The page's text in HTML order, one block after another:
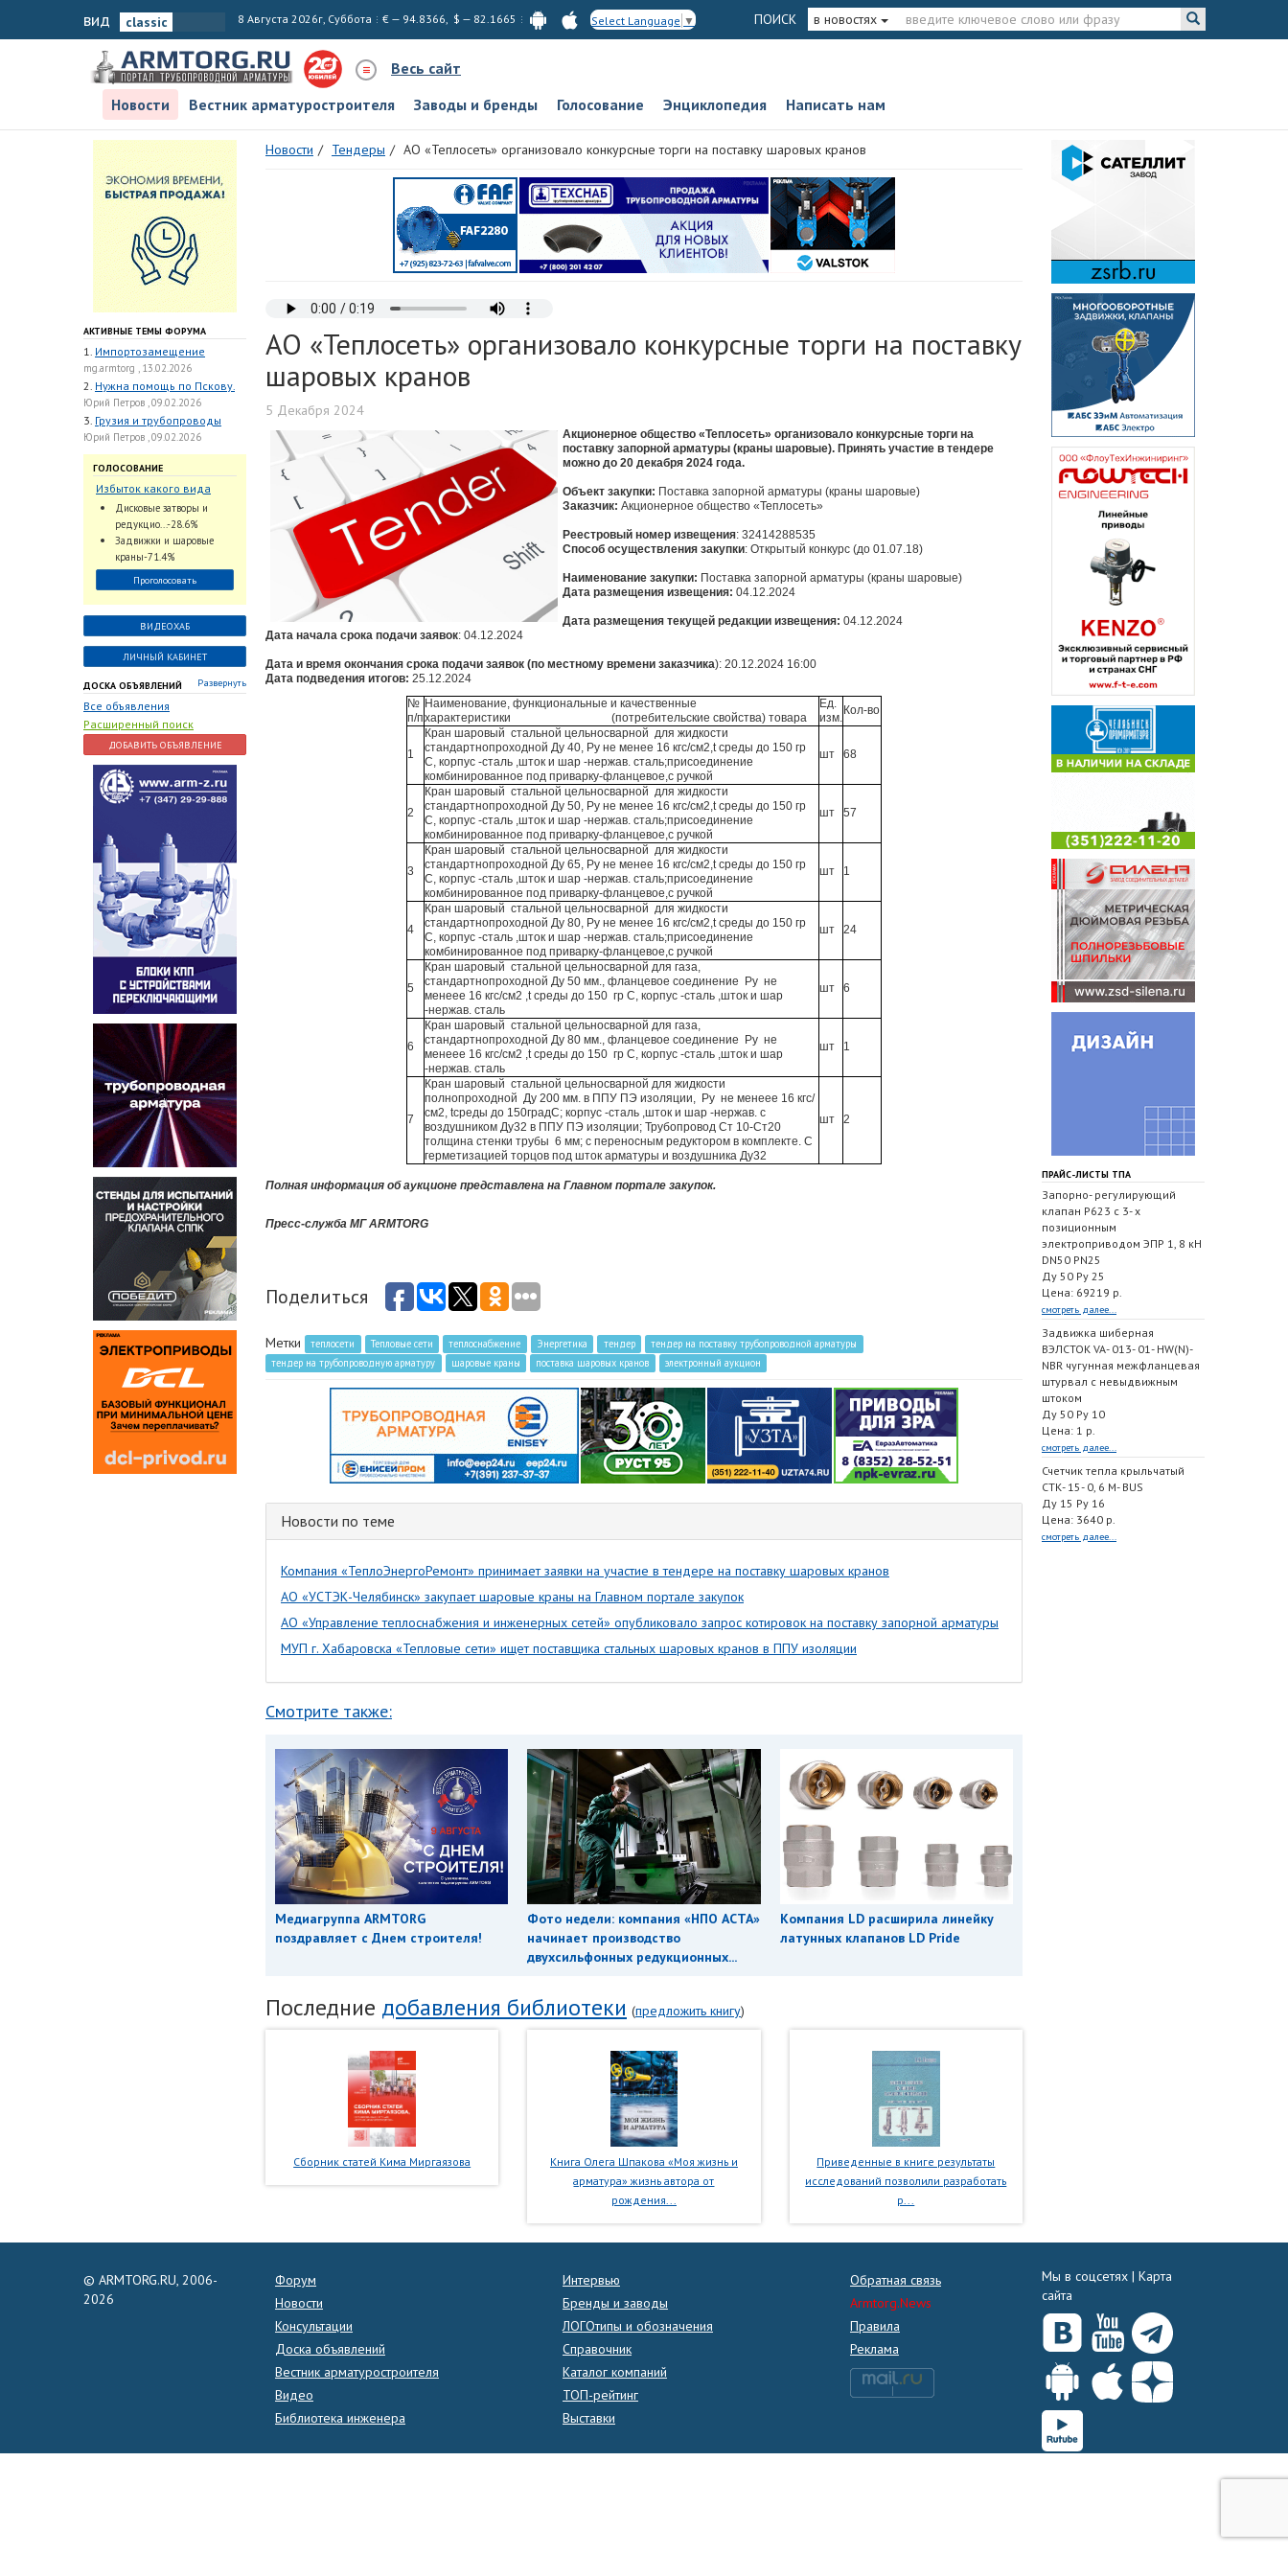
вид 8 Августа 2026г, Суббота € — 94.8366, $ — 82.1665 Select Language ▼ ПОИСК в новостях
Весь сайт
Новости
Вестник арматуростроителя Заводы и бренды Голосование Энциклопедия Написать нам
АКТИВНЫЕ ТЕМЫ ФОРУМА
1. Импортозамещение
mg.armtorg , 13.02.2026
2. Нужна помощь по Пскову.
Юрий Петров , 09.02.2026
3. Грузия и трубопроводы
Юрий Петров , 09.02.2026
ГОЛОСОВАНИЕ
Избыток какого вида
трубопроводной
арматуры наблюдается
на Российском рынке с
2024 по 2026 годы?
Дисковые затворы и
редукцио...-28.6%
Задвижки и шаровые
краны-71.4%
Проголосовать
ВИДЕОХАБ
ЛИЧНЫЙ КАБИНЕТ
ДОСКА ОБЪЯВЛЕНИЙ Развернуть
Все объявления
Расширенный поиск
ДОБАВИТЬ ОБЪЯВЛЕНИЕ
Новости Тендеры АО «Теплосеть» организовало конкурсные торги на поставку шаровых кранов
АО «Теплосеть» организовало конкурсные торги на поставку
шаровых кранов
5 Декабря 2024
Акционерное общество «Теплосеть» организовало конкурсные торги на
поставку запорной арматуры (краны шаровые). Принять участие в тендере
можно до 20 декабря 2024 года.
Объект закупки: Поставка запорной арматуры (краны шаровые)
Заказчик: Акционерное общество «Теплосеть»
Реестровый номер извещения: 32414288535
Способ осуществления закупки: Открытый конкурс (до 01.07.18)
Наименование закупки: Поставка запорной арматуры (краны шаровые)
Дата размещения извещения: 04.12.2024
Дата размещения текущей редакции извещения: 04.12.2024
Дата начала срока подачи заявок: 04.12.2024
Дата и время окончания срока подачи заявок (по местному времени заказчика): 20.12.2024 16:00
Дата подведения итогов: 25.12.2024
№
п/п
Наименование, функциональные и качественные
характеристики (потребительские свойства) товара
Ед.
изм.
Кол-во
1
Кран шаровый стальной цельносварной для жидкости
стандартнопроходной Ду 40, Ру не менее 16 кгс/см2,t среды до 150 гр
С, корпус -сталь ,шток и шар -нержав. сталь;присоединение
комбинированное под приварку-фланцевое,с ручкой
шт 68
2
Кран шаровый стальной цельносварной для жидкости
стандартнопроходной Ду 50, Ру не менее 16 кгс/см2,t среды до 150 гр
С, корпус -сталь ,шток и шар -нержав. сталь;присоединение
комбинированное под приварку-фланцевое,с ручкой
шт 57
3
Кран шаровый стальной цельносварной для жидкости
стандартнопроходной Ду 65, Ру не менее 16 кгс/см2,t среды до 150 гр
С, корпус -сталь ,шток и шар -нержав. сталь;присоединение
комбинированное под приварку-фланцевое,с ручкой
шт 1
4
Кран шаровый стальной цельносварной для жидкости
стандартнопроходной Ду 80, Ру не менее 16 кгс/см2,t среды до 150 гр
С, корпус -сталь ,шток и шар -нержав. сталь;присоединение
комбинированное под приварку-фланцевое,с ручкой
шт 24
5
Кран шаровый стальной цельносварной для газа,
стандартнопроходной Ду 50 мм., фланцевое соединение Ру не
менеее 16 кгс/см2 ,t среды до 150 гр С, корпус -сталь ,шток и шар
-нержав. сталь
шт 6
6
Кран шаровый стальной цельносварной для газа,
стандартнопроходной Ду 80 мм., фланцевое соединение Ру не
менеее 16 кгс/см2 ,t среды до 150 гр С, корпус -сталь ,шток и шар
-нержав. сталь
шт 1
7
Кран шаровый стальной цельносварной для жидкости
полнопроходной Ду 200 мм. в ППУ ПЭ изоляции, Ру не менеее 16 кгс/
см2, tсреды до 150градС; корпус -сталь ,шток и шар -нержав. с
воздушником Ду32 в ППУ ПЭ изоляции; Трубопровод Ст 10-Ст20
толщина стенки трубы 6 мм; с переносным редуктором в комплекте. С
герметизацией торцов под шток арматуры и воздушника Ду32
шт 2
Полная информация об аукционе представлена на Главном портале закупок.
Пресс-служба МГ ARMTORG
Поделиться
Метки теплосети Тепловые сети теплоснабжение Энергетика тендер
тендер на поставку трубопроводной арматуры
тендер на трубопроводную арматуру
шаровые краны поставка шаровых кранов электронный аукцион
Новости по теме
Компания «ТеплоЭнергоРемонт» принимает заявки на участие в тендере на поставку шаровых кранов
АО «УСТЭК-Челябинск» закупает шаровые краны на Главном портале закупок
АО «Управление теплоснабжения и инженерных сетей» опубликовало запрос котировок на поставку запорной арматуры
МУП г. Хабаровска «Тепловые сети» ищет поставщика стальных шаровых кранов в ППУ изоляции
Смотрите также:
Медиагруппа ARMTORG
поздравляет с Днем строителя!
Фото недели: компания «НПО АСТА»
начинает производство
двухсильфонных редукционных...
Компания LD расширила линейку
латунных клапанов LD Pride
Последние добавления библиотеки (предложить книгу)
Сборник статей Кима Миргаязова
Книга Олега Шпакова «Моя жизнь и
арматура» жизнь автора от
рождения...
Приведенные в книге результаты
исследований позволили разработать
р...
ПРАЙС-ЛИСТЫ ТПА
Запорно- регулирующий
клапан Р623 с 3- х
позиционным
электроприводом ЭПР 1, 8 кН
DN50 PN25
Ду 50 Ру 25
Цена: 69219 р.
смотреть далее...
Задвижка шиберная
ВЭЛСТОК VA- 013- 01- HW(N)-
NBR чугунная межфланцевая
штурвал с невыдвижным
штоком
Ду 50 Ру 10
Цена: 1 р.
смотреть далее...
Счетчик тепла крыльчатый
СТК- 15- 0, 6 M- BUS
Ду 15 Ру 16
Цена: 3640 р.
смотреть далее...
© ARMTORG.RU, 2006-
2026
Форум
Новости
Консультации
Доска объявлений
Вестник арматуростроителя
Видео
Библиотека инженера
Интервью
Бренды и заводы
ЛОГОтипы и обозначения
Справочник
Каталог компаний
ТОП-рейтинг
Выставки
Обратная связь
Armtorg.News
Правила
Реклама
Мы в соцсетях | Карта
сайта